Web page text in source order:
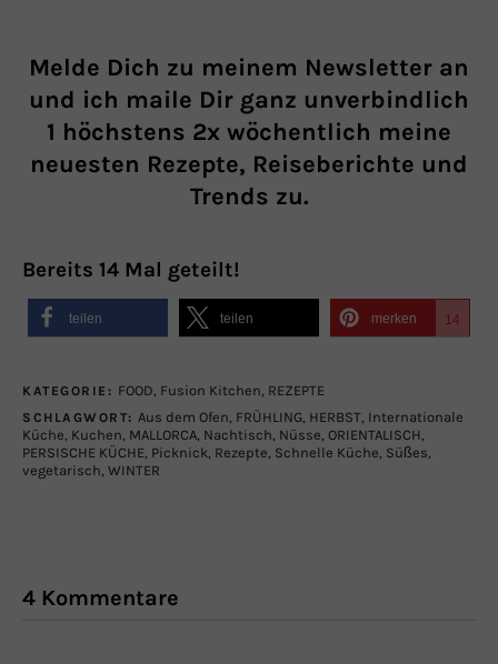
Melde Dich zu meinem Newsletter an
und ich maile Dir ganz unverbindlich
1 höchstens 2x wöchentlich meine
neuesten Rezepte, Reiseberichte und
Trends zu.
Bereits 14 Mal geteilt!
teilen teilen merken 14
KATEGORIE: FOOD, Fusion Kitchen, REZEPTE
SCHLAGWORT: Aus dem Ofen, FRÜHLING, HERBST, Internationale
Küche, Kuchen, MALLORCA, Nachtisch, Nüsse, ORIENTALISCH,
PERSISCHE KÜCHE, Picknick, Rezepte, Schnelle Küche, Süßes,
vegetarisch, WINTER
4 Kommentare